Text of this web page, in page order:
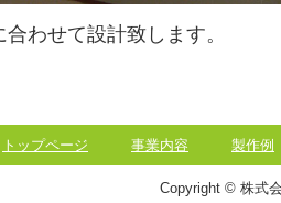
わせて設計致します。
トップページ 事業内容 製作例
Copyright © 株式